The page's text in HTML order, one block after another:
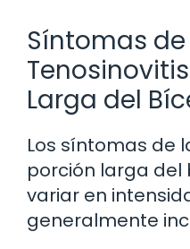
Síntomas
Larga del
Los síntomas de
porción larga del
variar en
generalmente